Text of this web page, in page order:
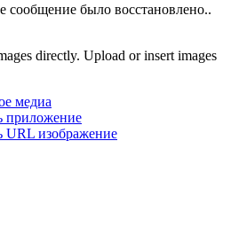
было восстановлено..
directly. Upload or insert images
медиа
приложение
URL изображение